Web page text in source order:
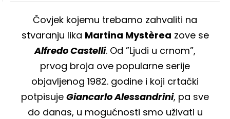
Čovjek kojemu trebamo zahvaliti na
stvaranju lika Martina Mystèrea zove se
Alfredo Castelli. Od ”Ljudi u crnom”,
prvog broja ove popularne serije
objavljenog 1982. godine i koji crtački
potpisuje Giancarlo Alessandrini, pa sve
do danas, u mogućnosti smo uživati u